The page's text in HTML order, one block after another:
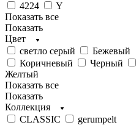
4224
Y
Показать все
Показать
Цвет
светло серый
Бежевый
Коричневый
Черный
Желтый
Показать все
Показать
Коллекция
CLASSIC
gerumpelt